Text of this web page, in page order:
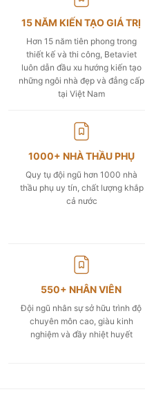
15 NĂM KIẾN TẠO GIÁ TRỊ
Hơn 15 năm tiên phong trong
thiết kế và thi công, Betaviet
luôn dẫn đầu xu hướng kiến tạo
những ngôi nhà đẹp và đẳng cấp
tại Việt Nam
1000+ NHÀ THẦU PHỤ
Quy tụ đội ngũ hơn 1000 nhà
thầu phụ uy tín, chất lượng khắp
cả nước
550+ NHÂN VIÊN
Đội ngũ nhân sự sở hữu trình độ
chuyên môn cao, giàu kinh
nghiệm và đầy nhiệt huyết